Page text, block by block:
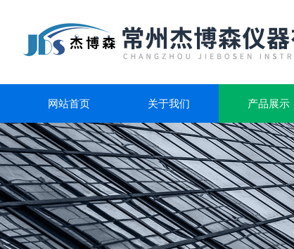
网站首页 关于我们 产品展示